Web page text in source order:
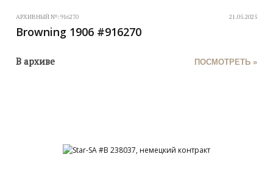
АРХИВНЫЙ №:916270 21.05.2025
Browning 1906 #916270
В архиве ПОСМОТРЕТЬ »